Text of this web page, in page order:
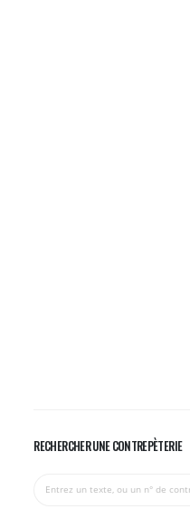
RECHERCHER UNE CONTREPÈTERIE